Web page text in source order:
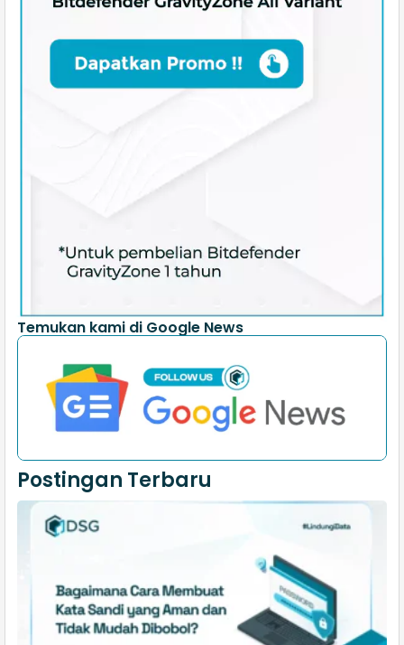
Temukan kami di Google News
Postingan Terbaru